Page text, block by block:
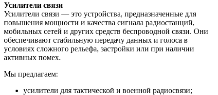
Усилители связи
Усилители связи — это устройства, предназначенные для
повышения мощности и качества сигнала радиостанций,
мобильных сетей и других средств беспроводной связи. Они
обеспечивают стабильную передачу данных и голоса в
условиях сложного рельефа, застройки или при наличии
активных помех.
Мы предлагаем:
усилители для тактической и военной радиосвязи;